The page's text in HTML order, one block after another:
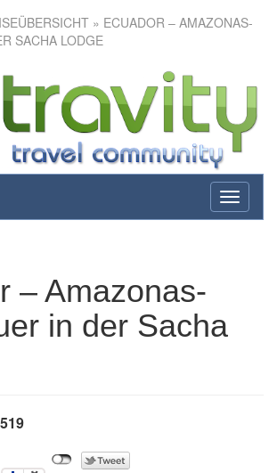
» ECUADOR – AMAZONAS-
SACHA LODGE
toggle
– Amazonas-
in der Sacha Lodge
– Amazonas-
in der Sacha